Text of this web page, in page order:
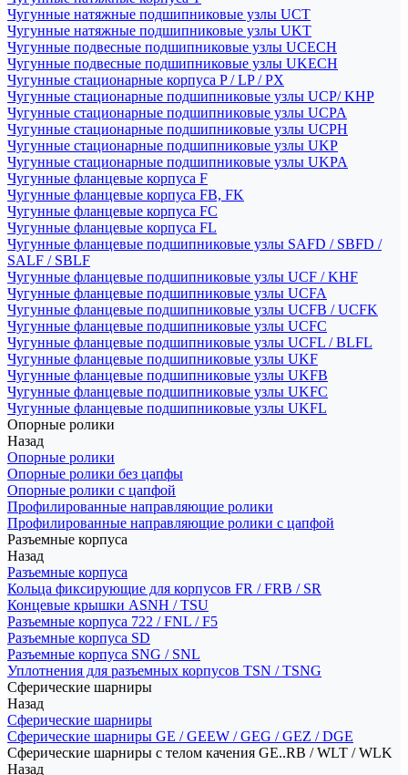
Чугунные натяжные подшипниковые узлы UCT
Чугунные натяжные подшипниковые узлы UKT
Чугунные подвесные подшипниковые узлы UCECH
Чугунные подвесные подшипниковые узлы UKECH
Чугунные стационарные корпуса P / LP / PX
Чугунные стационарные подшипниковые узлы UCP/ KHP
Чугунные стационарные подшипниковые узлы UCPA
Чугунные стационарные подшипниковые узлы UCPH
Чугунные стационарные подшипниковые узлы UKP
Чугунные стационарные подшипниковые узлы UKPA
Чугунные фланцевые корпуса F
Чугунные фланцевые корпуса FB, FK
Чугунные фланцевые корпуса FC
Чугунные фланцевые корпуса FL
Чугунные фланцевые подшипниковые узлы SAFD / SBFD /
SALF / SBLF
Чугунные фланцевые подшипниковые узлы UCF / KHF
Чугунные фланцевые подшипниковые узлы UCFA
Чугунные фланцевые подшипниковые узлы UCFB / UCFK
Чугунные фланцевые подшипниковые узлы UCFC
Чугунные фланцевые подшипниковые узлы UCFL / BLFL
Чугунные фланцевые подшипниковые узлы UKF
Чугунные фланцевые подшипниковые узлы UKFB
Чугунные фланцевые подшипниковые узлы UKFC
Чугунные фланцевые подшипниковые узлы UKFL
Опорные ролики
Назад
Опорные ролики
Опорные ролики без цапфы
Опорные ролики с цапфой
Профилированные направляющие ролики
Профилированные направляющие ролики с цапфой
Разъемные корпуса
Назад
Разъемные корпуса
Кольца фиксирующие для корпусов FR / FRB / SR
Концевые крышки ASNH / TSU
Разъемные корпуса 722 / FNL / F5
Разъемные корпуса SD
Разъемные корпуса SNG / SNL
Уплотнения для разъемных корпусов TSN / TSNG
Сферические шарниры
Назад
Сферические шарниры
Сферические шарниры GE / GEEW / GEG / GEZ / DGE
Сферические шарниры с телом качения GE..RB / WLT / WLK
Назад